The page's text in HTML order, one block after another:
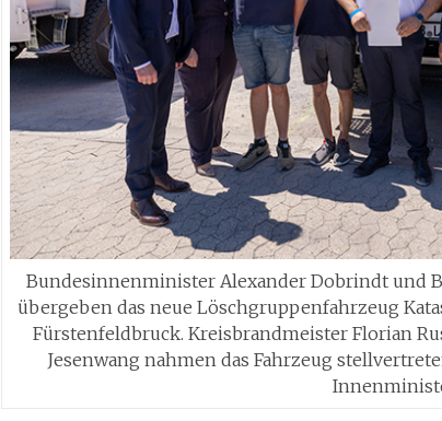
Bundesinnenminister Alexander Dobrindt und
übergeben das neue Löschgruppenfahrzeug
Fürstenfeldbruck. Kreisbrandmeister Florian
Jesenwang nahmen das Fahrzeug